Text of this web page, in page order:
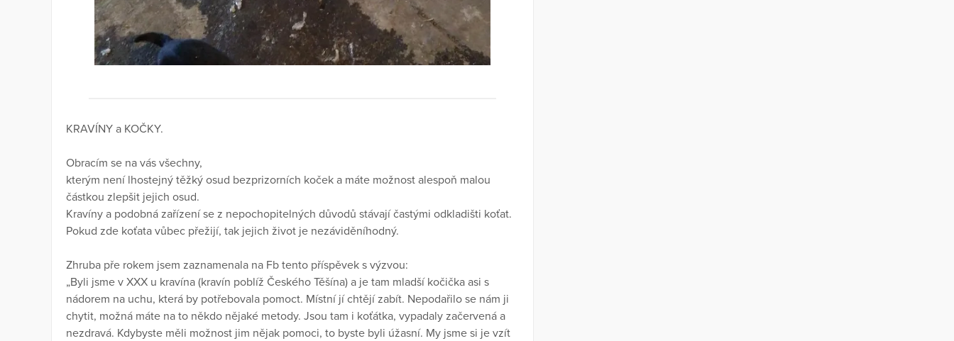
KRAVÍNY a KOČKY.
Obracím se na vás všechny,
kterým není lhostejný těžký osud bezprizorních koček a máte možnost alespoň malou
částkou zlepšit jejich osud.
Kravíny a podobná zařízení se z nepochopitelných důvodů stávají častými odkladišti koťat.
Pokud zde koťata vůbec přežijí, tak jejich život je nezáviděníhodný.
Zhruba pře rokem jsem zaznamenala na Fb tento příspěvek s výzvou:
„Byli jsme v XXX u kravína (kravín poblíž Českého Těšína) a je tam mladší kočička asi s
nádorem na uchu, která by potřebovala pomoct. Místní jí chtějí zabít. Nepodařilo se nám ji
chytit, možná máte na to někdo nějaké metody. Jsou tam i koťátka, vypadaly začervená a
nezdravá. Kdybyste měli možnost jim nějak pomoci, to byste byli úžasní. My jsme si je vzít